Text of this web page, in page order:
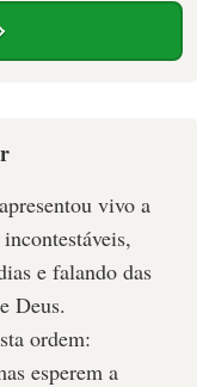
vivo a
e falando das
Deus.
ordem:
esperem a